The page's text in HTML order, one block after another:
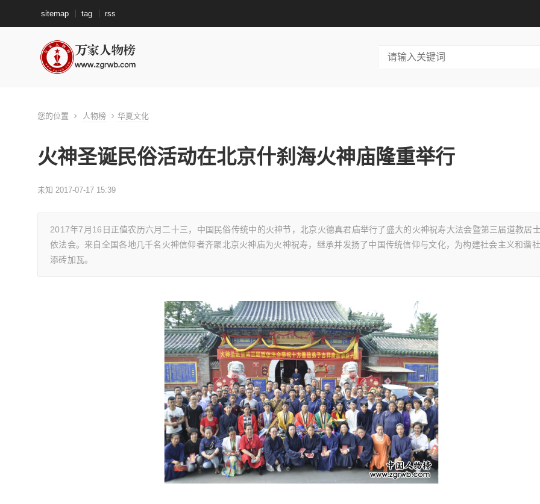
sitemap tag rss
您的位置 人物榜 华夏文化
火神圣诞民俗活动在北京什刹海火神庙隆重举行
未知 2017-07-17 15:39
2017年7月16日正值农历六月二十三，中国民俗传统中的火神节，北京火德真君庙举行了盛大的火神祝寿大法会暨第三届道教居
依法会。来自全国各地几千名火神信仰者齐聚北京火神庙为火神祝寿，继承并发扬了中国传统信仰与文化，为构建社会主义和谐
添砖加瓦。